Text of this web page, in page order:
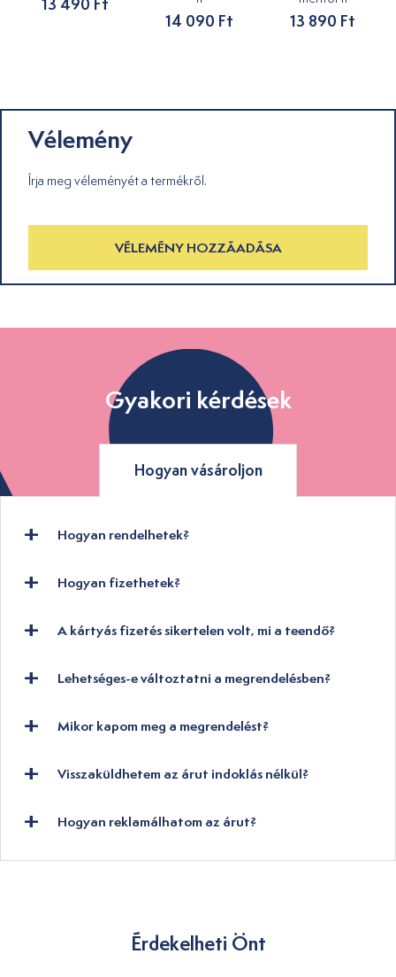
14 090 Ft 13 890 Ft
Vélemény
Írja meg véleményét a termékről.
VÉLEMÉNY HOZZÁADÁSA
Gyakori kérdések
Hogyan vásároljon
Hogyan rendelhetek?
Hogyan fizethetek?
A kártyás fizetés sikertelen volt, mi a teendő?
Lehetséges-e változtatni a megrendelésben?
Mikor kapom meg a megrendelést?
Visszaküldhetem az árut indoklás nélkül?
Hogyan reklamálhatom az árut?
Érdekelheti Önt